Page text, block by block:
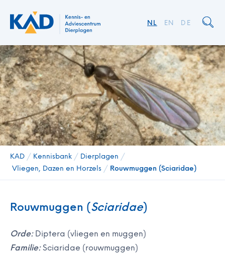
DE
EN
NL
KAD / Kennisbank / Dierplagen /
Vliegen, Dazen en Horzels / Rouwmuggen (Sciaridae)
Rouwmuggen (Sciaridae)
Orde: Diptera (vliegen en muggen)
Familie:Sciaridae (rouwmuggen)